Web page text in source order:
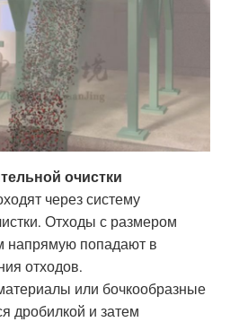
очистки
через систему
Отходы с размером
напрямую попадают в
отходов.
или бочкообразные
дробилкой и затем